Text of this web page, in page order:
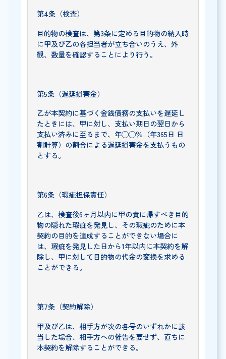
第4条（検査）
目的物の検査は、第3条に定める目的物の納入時
に甲及び乙の各担当者が立ち合いのうえ、外
観、数量を確認することにより行う。
第5条（遅延損害金）
乙が本契約に基づく金銭債務の支払いを遅延し
たときには、甲に対し、支払い期日の翌日から
支払い済みに至るまで、年◯◯％（年365日 日
割計算）の割合による遅延損害金を支払うもの
とする。
第6条（瑕疵担保責任）
乙は、検査後6ヶ月以内に甲の責に帰すべき目的
物の隠れた瑕疵を発見し、その瑕疵のために本
契約の目的を達成することができない場合に
は、瑕疵を発見した日から1年以内に本契約を解
除し、甲に対して目的物の代金の変換を求める
ことができる。
第7条（契約解除）
甲及び乙は、相手方が次の各号のいずれかに該
当した場合、相手方への催告を要せず、直ちに
本契約を解除することができる。